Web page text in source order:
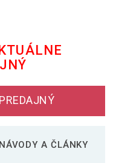
NÁVODY A ČLÁNKY